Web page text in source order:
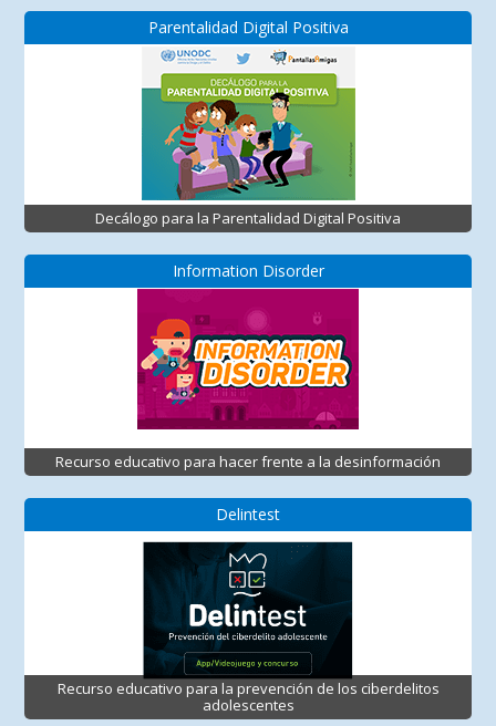
Parentalidad Digital Positiva
Decálogo para la Parentalidad Digital Positiva
Information Disorder
Recurso educativo para hacer frente a la desinformación
Delintest
Recurso educativo para la prevención de los ciberdelitos
adolescentes